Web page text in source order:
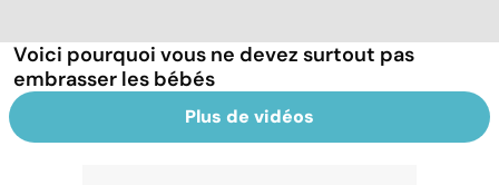
Voici pourquoi vous ne devez surtout pas
embrasser les bébés
Plus de vidéos